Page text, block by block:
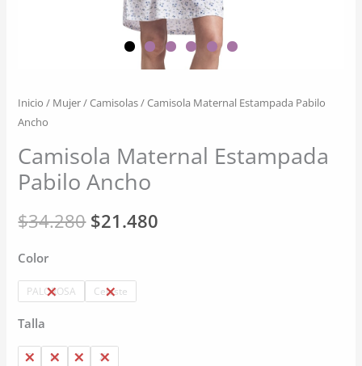
Inicio / Mujer/Camisolas/ Camisola Maternal Estampada Pabilo
Ancho
Camisola Maternal Estampada
Pabilo Ancho
$34.280 El
original
$34.280.
$21.480
Color
PALOROSA Celeste
Talla
S M L XL